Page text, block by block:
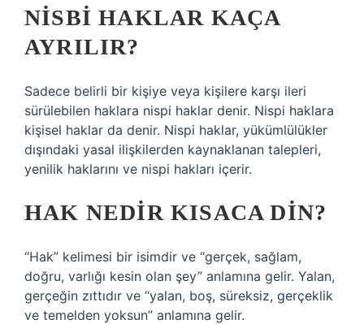
NISBI HAKLAR KAÇA
AYRILIR?
Sadece belirli bir kişiye veya kişilere karşı ileri
sürülebilen haklara nispi haklar denir. Nispi haklara
kişisel haklar da denir. Nispi haklar, yükümlülükler
dışındaki yasal ilişkilerden kaynaklanan talepleri,
yenilik haklarını ve nispi hakları içerir.
HAK NEDIR KISACA DIN?
“Hak” kelimesi bir isimdir ve “gerçek, sağlam,
doğru, varlığı kesin olan şey” anlamına gelir. Yalan,
gerçeğin zıttıdır ve “yalan, boş, süreksiz, gerçeklik
ve temelden yoksun” anlamına gelir.